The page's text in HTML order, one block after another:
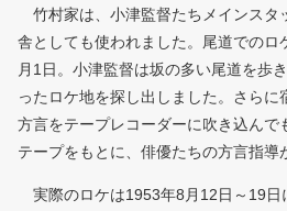
竹村家は、小津監督たちメインスタ
舎としても使われました。尾道でのロ
月1日。小津監督は坂の多い尾道を歩
ったロケ地を探し出しました。さらに
方言をテープレコーダーに吹き込んで
テープをもとに、俳優たちの方言指導
実際のロケは1953年8月12日～19日